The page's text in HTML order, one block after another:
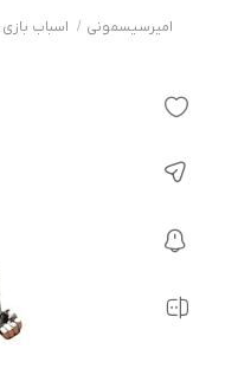
لوازم حمام نوزاد
لوازم اتاق نوزاد و کودک
اسباب بازی دخترانه و پسرانه
امیرسیسمونی اسباب